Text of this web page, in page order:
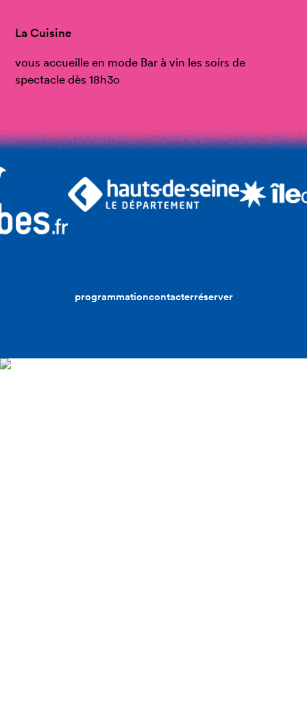
La Cuisine
vous accueille en mode Bar à vin les soirs de
spectacle dès 18h3o
programmationcontacterréserver